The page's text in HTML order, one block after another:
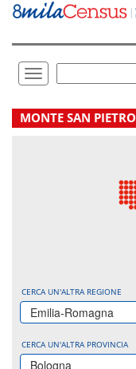
Vai
direttamente
Toggle
navigation
.
MONTE SAN PIETRO
CERCA UN'ALTRA REGIONE
Emilia-Romagna
CERCA UN'ALTRA PROVINCIA
Bologna